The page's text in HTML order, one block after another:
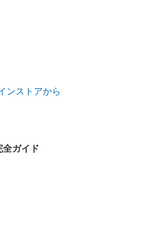
ンストアから
全ガイド